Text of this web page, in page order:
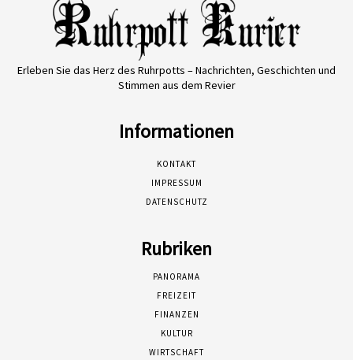
Erleben Sie das Herz des Ruhrpotts – Nachrichten, Geschichten und
Stimmen aus dem Revier
Informationen
KONTAKT
IMPRESSUM
DATENSCHUTZ
Rubriken
PANORAMA
FREIZEIT
FINANZEN
KULTUR
WIRTSCHAFT